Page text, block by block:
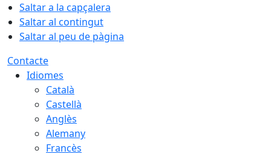
Saltar a la capçalera
Saltar al contingut
Saltar al peu de pàgina
Contacte
Idiomes
Català
Castellà
Anglès
Alemany
Francès